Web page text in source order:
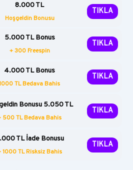
8.000 TL
Hoşgeldin Bonusu
TIKLA
5.000 TL Bonus
+ 300 Freespin
TIKLA
4.000 TL Bonus
TL Bedava Bahis
TIKLA
Bonusu 5.050 TL
500 TL Bedava Bahis
TIKLA
TL İade Bonusu
1000 TL Risksiz Bahis
TIKLA